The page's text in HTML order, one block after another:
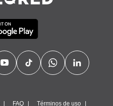
FAQ Términos de uso